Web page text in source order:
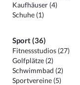
Kaufhäuser (4)
Schuhe (1)
Sport (36)
Fitnessstudios (27)
Golfplätze (2)
Schwimmbad (2)
Sportvereine (5)